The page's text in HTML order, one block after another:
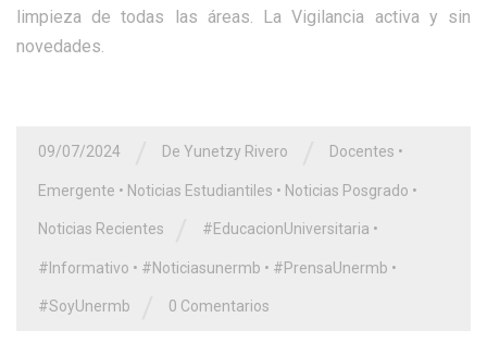
limpieza de todas las áreas. La Vigilancia activa y sin
novedades.
09/07/2024 De Yunetzy Rivero Docentes •
Emergente • Noticias Estudiantiles • Noticias Posgrado •
Noticias Recientes #EducacionUniversitaria •
#Informativo • #Noticiasunermb • #PrensaUnermb •
#SoyUnermb 0 Comentarios